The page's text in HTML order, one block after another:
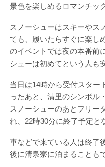
景色を楽しめるロマンチッ
スノーシューはスキーやス
ても、履いたらすぐに楽し
のイベントでは夜の本番前
シューは初めてという人も
当日は14時から受付スター
ったあと、清里のシンボル
スノーシューのあとフリー
れ、22時30分に終了予定と
車などで来ている人は終了
後に清泉寮に泊まることも